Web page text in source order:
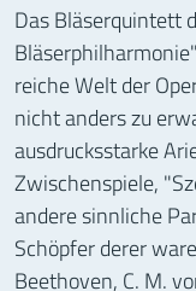
Das Bläserquintett
reiche Welt der
nicht anders zu
ausdrucksstarke
Zwischenspiele,
andere sinnliche
Schöpfer derer
Beethoven, C. M.